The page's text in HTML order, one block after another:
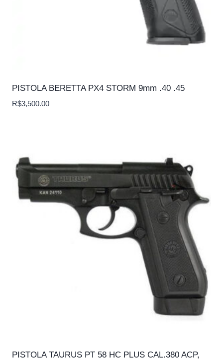
PISTOLA BERETTA PX4 STORM 9mm .40 .45
R$3,500.00
PISTOLA TAURUS PT 58 HC PLUS CAL.380 ACP,